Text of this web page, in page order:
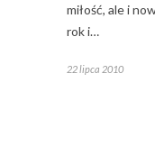
miłość, ale i
rok i…
22 lipca 2010